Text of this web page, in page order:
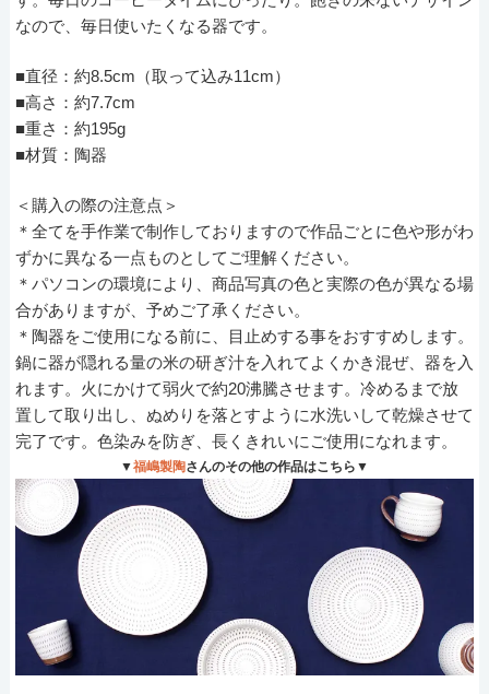
なので、毎日使いたくなる器です。
■直径：約8.5cm（取って込み11cm）
■高さ：約7.7cm
■重さ：約195g
■材質：陶器
＜購入の際の注意点＞
＊全てを手作業で制作しておりますので作品ごとに色や形がわ
ずかに異なる一点ものとしてご理解ください。
＊パソコンの環境により、商品写真の色と実際の色が異なる場
合がありますが、予めご了承ください。
＊陶器をご使用になる前に、目止めする事をおすすめします。
鍋に器が隠れる量の米の研ぎ汁を入れてよくかき混ぜ、器を入
れます。火にかけて弱火で約20沸騰させます。冷めるまで放
置して取り出し、ぬめりを落とすように水洗いして乾燥させて
完了です。色染みを防ぎ、長くきれいにご使用になれます。
▼福嶋製陶さんのその他の作品はこちら▼